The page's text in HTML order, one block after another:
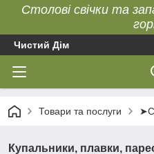
Столові свічки та
Чистий Дім
Товари та послуги
Купальники, плавки,